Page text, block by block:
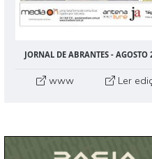
JORNAL DE ABRANTES - AGOSTO
www Ler